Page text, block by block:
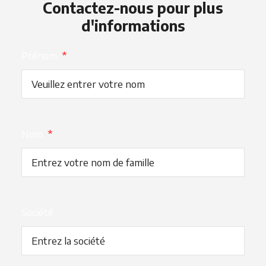
Contactez-nous pour plus
d'informations
*
*